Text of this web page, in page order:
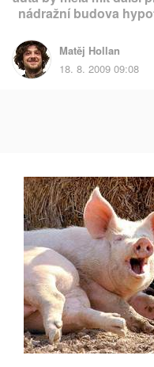
nádražní budova
Matěj Hollan
18. 8. 2009 09:08